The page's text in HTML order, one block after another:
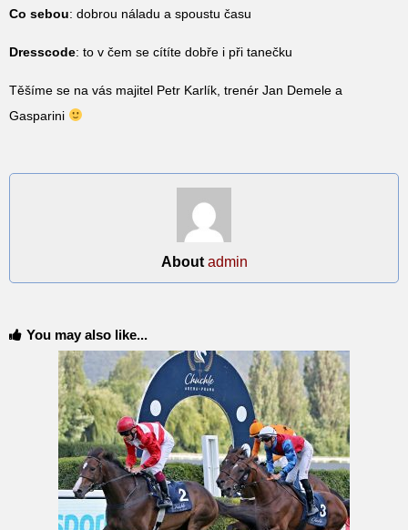
Co sebou: dobrou náladu a spoustu času
Dresscode: to v čem se cítíte dobře i při tanečku
Těšíme se na vás majitel Petr Karlík, trenér Jan Demele a
Gasparini
About admin
You may also like...